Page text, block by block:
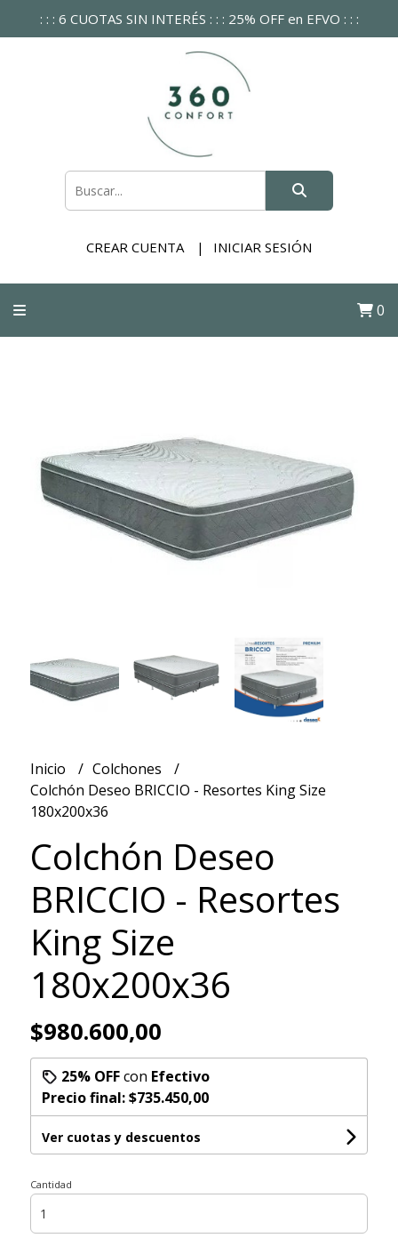
: : : 6 CUOTAS SIN INTERÉS : : : 25% OFF en EFVO : : :
CREAR CUENTA INICIAR SESIÓN
0
Inicio
Colchones
Colchón Deseo BRICCIO - Resortes King Size
180x200x36
Colchón Deseo
BRICCIO - Resortes
King Size
180x200x36
$980.600,00
25% OFFcon Efectivo
Precio final:$735.450,00
Ver cuotas y descuentos
Cantidad